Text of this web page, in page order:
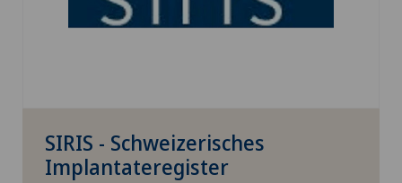
SIRIS - Schweizerisches
Implantateregister